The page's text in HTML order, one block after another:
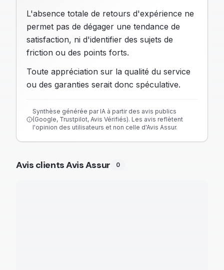
L'absence totale de retours d'expérience ne
permet pas de dégager une tendance de
satisfaction, ni d'identifier des sujets de
friction ou des points forts.
Toute appréciation sur la qualité du service
ou des garanties serait donc spéculative.
Synthèse générée par IA à partir des avis publics
(Google, Trustpilot, Avis Vérifiés). Les avis reflètent
l'opinion des utilisateurs et non celle d'Avis Assur.
Avis clients Avis Assur 0